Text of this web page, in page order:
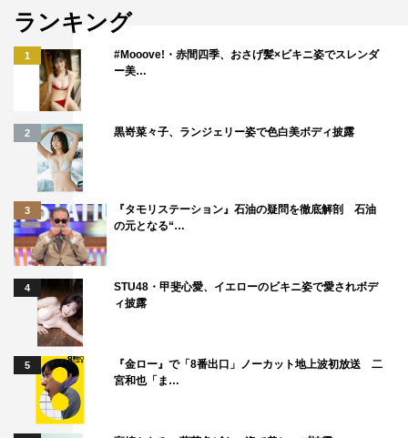
©TBS
マツコ・デラックス
ランキング
1
#Mooove!・赤間四季、おさげ髪×ビキニ姿でスレンダ
ー美…
2 黒嵜菜々子、ランジェリー姿で色白美ボディ披露
3
『タモリステーション』石油の疑問を徹底解剖 石油
の元となる“…
4
STU48・甲斐心愛、イエローのビキニ姿で愛されボデ
ィ披露
5
『金ロー』で「8番出口」ノーカット地上波初放送 二
宮和也「ま…